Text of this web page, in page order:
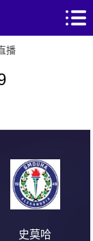
播
史莫哈